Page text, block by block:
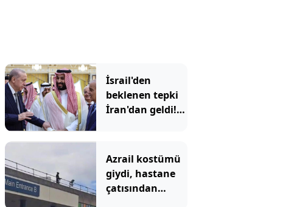
İsrail'den
beklenen tepki
İran'dan geldi!
Tahran'ı kızdırdı
Azrail kostümü
giydi, hastane
çatısından